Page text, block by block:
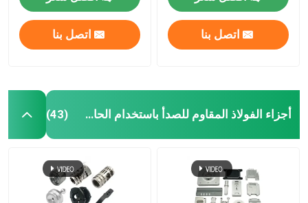
اتصل بنا اتصل بنا
أجزاء الفولاذ المقاوم للصدأ باستخدام الحاسب الآلي (43)